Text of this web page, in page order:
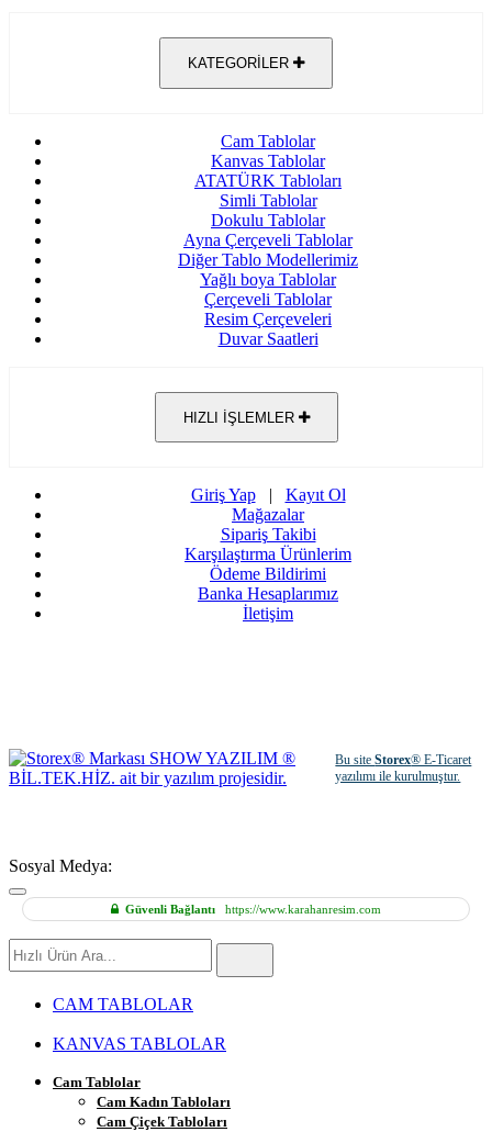
KATEGORİLER
Cam Tablolar
Kanvas Tablolar
ATATÜRK Tabloları
Simli Tablolar
Dokulu Tablolar
Ayna Çerçeveli Tablolar
Diğer Tablo Modellerimiz
Yağlı boya Tablolar
Çerçeveli Tablolar
Resim Çerçeveleri
Duvar Saatleri
HIZLI İŞLEMLER
Giriş Yap| Kayıt Ol
Mağazalar
Sipariş Takibi
Karşılaştırma Ürünlerim
Ödeme Bildirimi
Banka Hesaplarımız
İletişim
Bu siteStorex® E-Ticaret
yazılımı ile kurulmuştur.
Sosyal Medya:
Güvenli Bağlantı https://www.karahanresim.com
Hızlı
Ürün
CAM TABLOLAR
KANVAS TABLOLAR
Cam Tablolar
Cam Kadın Tabloları
Cam Çiçek Tabloları